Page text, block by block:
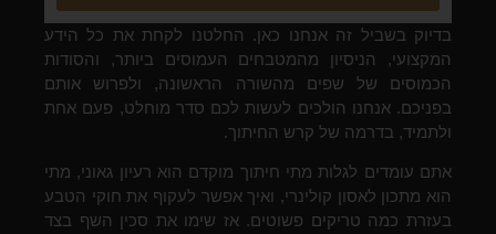
בדיוק בשביל זה אנחנו כאן. החלטנו לקחת את כל הידע
המקצועי, הניסיון מהמטבחים העמוסים ביותר, והסודות
הכמוסים של שפים מהשורה הראשונה, ולפרוש אותם
בפניכם. אנחנו הולכים לעשות לכם סדר מוחלט, פעם אחת
ולתמיד, בדרמה של קרש החיתוך.
אתם עומדים לגלות מתי חיתוך מוקדם הוא רעיון גאוני, מתי
הוא מתכון לאסון קולינרי, ואיך אפשר לעקוף את חוקי הטבע
בעזרת כמה טריקים פשוטים. אז שימו את סכין השף בצד